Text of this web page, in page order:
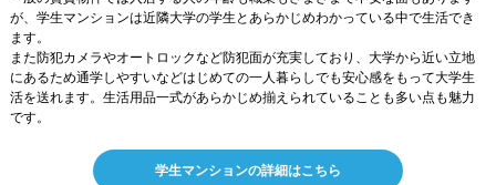
が、学生マンションは近隣大学の学生とあらかじめわかっている中で生活でき
ます。
また防犯カメラやオートロックなど防犯面が充実しており、大学から近い立地
にあるため通学しやすいなどはじめての一人暮らしでも安心感をもって大学生
活を送れます。生活用品一式があらかじめ揃えられていることも多い点も魅力
です。
学生マンションの詳細はこちら